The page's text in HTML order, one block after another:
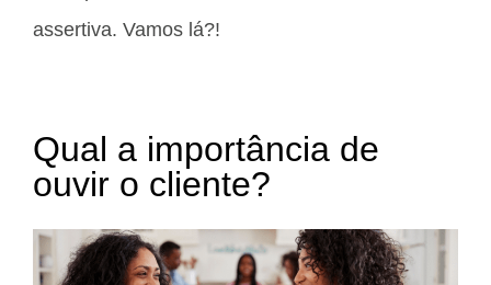
assertiva. Vamos lá?!
Qual a importância de
ouvir o cliente?